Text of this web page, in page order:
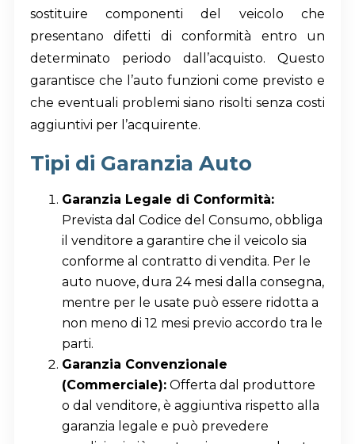
sostituire componenti del veicolo che
presentano difetti di conformità entro un
determinato periodo dall’acquisto. Questo
garantisce che l’auto funzioni come previsto e
che eventuali problemi siano risolti senza costi
aggiuntivi per l’acquirente.
Tipi di Garanzia Auto
Garanzia Legale di Conformità:
Prevista dal Codice del Consumo, obbliga
il venditore a garantire che il veicolo sia
conforme al contratto di vendita. Per le
auto nuove, dura 24 mesi dalla consegna,
mentre per le usate può essere ridotta a
non meno di 12 mesi previo accordo tra le
parti.
Garanzia Convenzionale
(Commerciale):Offerta dal produttore
o dal venditore, è aggiuntiva rispetto alla
garanzia legale e può prevedere